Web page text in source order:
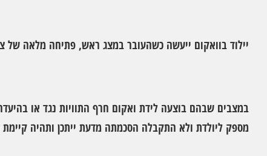
יילוד בוואקום ייעשה כשהעובר במצג ראש, פתיחה מלאה
במצבים שבהם בוצעה לידת ואקום חרף התוויות נגד או
מספק ליולדת ולא התקבלה הסכמתה מדעת ייתכן ותהיה קיימת